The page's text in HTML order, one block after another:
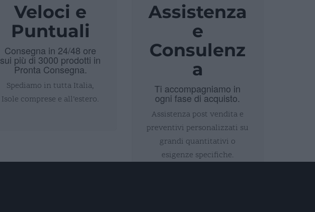
Veloci e
Puntuali
Consegna in 24/48 ore
sui più di 3000 prodotti in
Pronta Consegna.
Spediamo in tutta Italia,
Isole comprese e all’estero.
Assistenza
e
Consulenz
a
Ti accompagniamo in
ogni fase di acquisto.
Assistenza post vendita e
preventivi personalizzati su
grandi quantitativi o
esigenze specifiche.